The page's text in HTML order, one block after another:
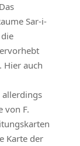
Sar-i-
Hier auch
allerdings
von F.
Karte der